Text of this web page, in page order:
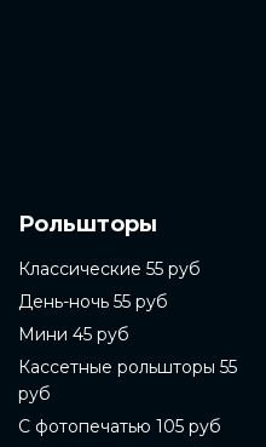
Рольшторы
Классические 55 руб
День-ночь 55 руб
Мини 45 руб
Кассетные рольшторы 55
руб
С фотопечатью 105 руб